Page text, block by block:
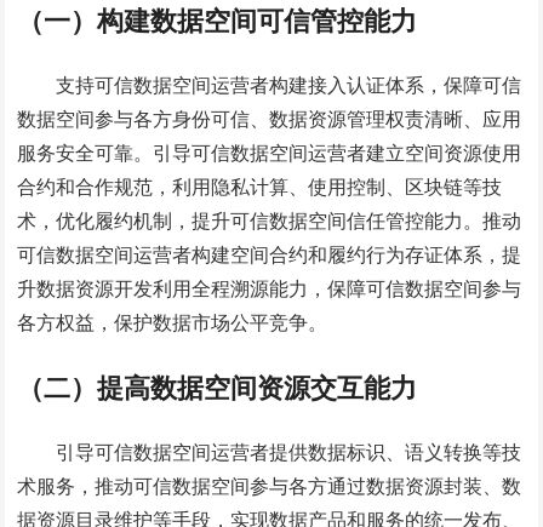
（一）构建数据空间可信管控能力
支持可信数据空间运营者构建接入认证体系，保障可信
数据空间参与各方身份可信、数据资源管理权责清晰、应用
服务安全可靠。引导可信数据空间运营者建立空间资源使用
合约和合作规范，利用隐私计算、使用控制、区块链等技
术，优化履约机制，提升可信数据空间信任管控能力。推动
可信数据空间运营者构建空间合约和履约行为存证体系，提
升数据资源开发利用全程溯源能力，保障可信数据空间参与
各方权益，保护数据市场公平竞争。
（二）提高数据空间资源交互能力
引导可信数据空间运营者提供数据标识、语义转换等技
术服务，推动可信数据空间参与各方通过数据资源封装、数
据资源目录维护等手段，实现数据产品和服务的统一发布、